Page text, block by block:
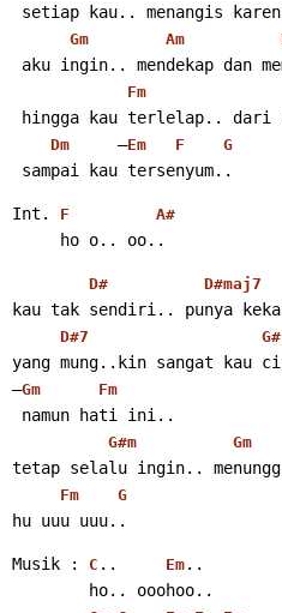
setiap kau.. menangis
Gm Am
aku ingin.. mendekap dan
Fm
hingga kau terlelap.. dari
Dm
     –
Em F G
sampai kau tersenyum..
Int. F A#
     ho o.. oo..
D# D#maj7
kau tak sendiri.. punya
D#7 G#
yang mung..kin sangat kau
–Gm Fm
namun hati ini..
G#m Gm
tetap selalu ingin..
Fm G
hu uuu uuu..
Musik : C .. Em ..
        ho.. ooohoo..